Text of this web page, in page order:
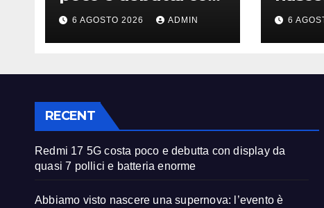
display da quasi 7
pollici e batteria
enorme
6 AGOSTO 2026 ADMIN
è 6
RECENT
Redmi 17 5G costa poco e debutta con display da
quasi 7 pollici e batteria enorme
Abbiamo visto nascere una supernova: l’evento è